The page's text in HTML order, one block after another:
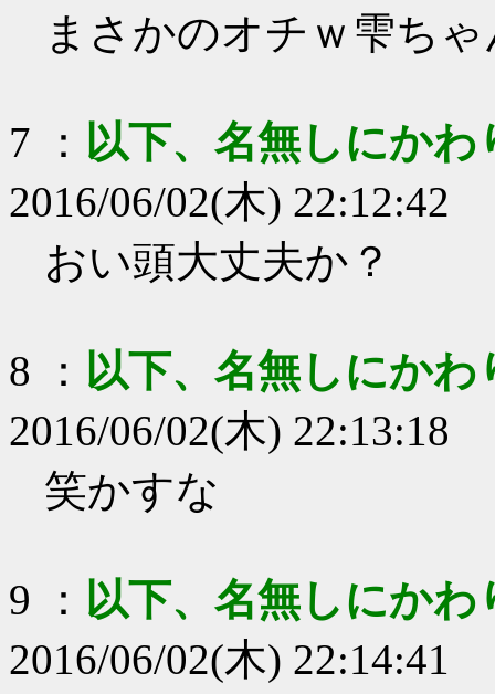
まさかのオチｗ雫ち
7 ： 以下、名無しにか
2016/06/02(木) 22:12:42
おい頭大丈夫か？
8 ： 以下、名無しにか
2016/06/02(木) 22:13:18
笑かすな
9 ： 以下、名無しにか
2016/06/02(木) 22:14:41